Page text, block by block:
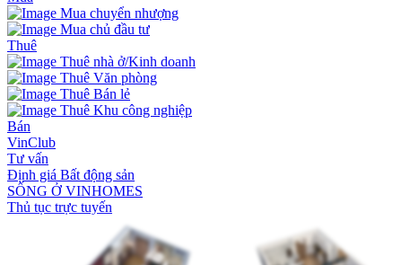
Mua chuyển nhượng
Mua chủ đầu tư
Thuê
Thuê nhà ở/Kinh doanh
Thuê Văn phòng
Thuê Bán lẻ
Thuê Khu công nghiệp
Bán
VinClub
Tư vấn
Định giá Bất động sản
SỐNG Ở VINHOMES
Thủ tục trực tuyến